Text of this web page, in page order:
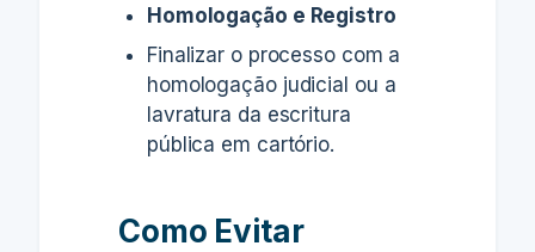
Homologação e Registro
Finalizar o processo com a
homologação judicial ou a
lavratura da escritura
pública em cartório.
Como Evitar